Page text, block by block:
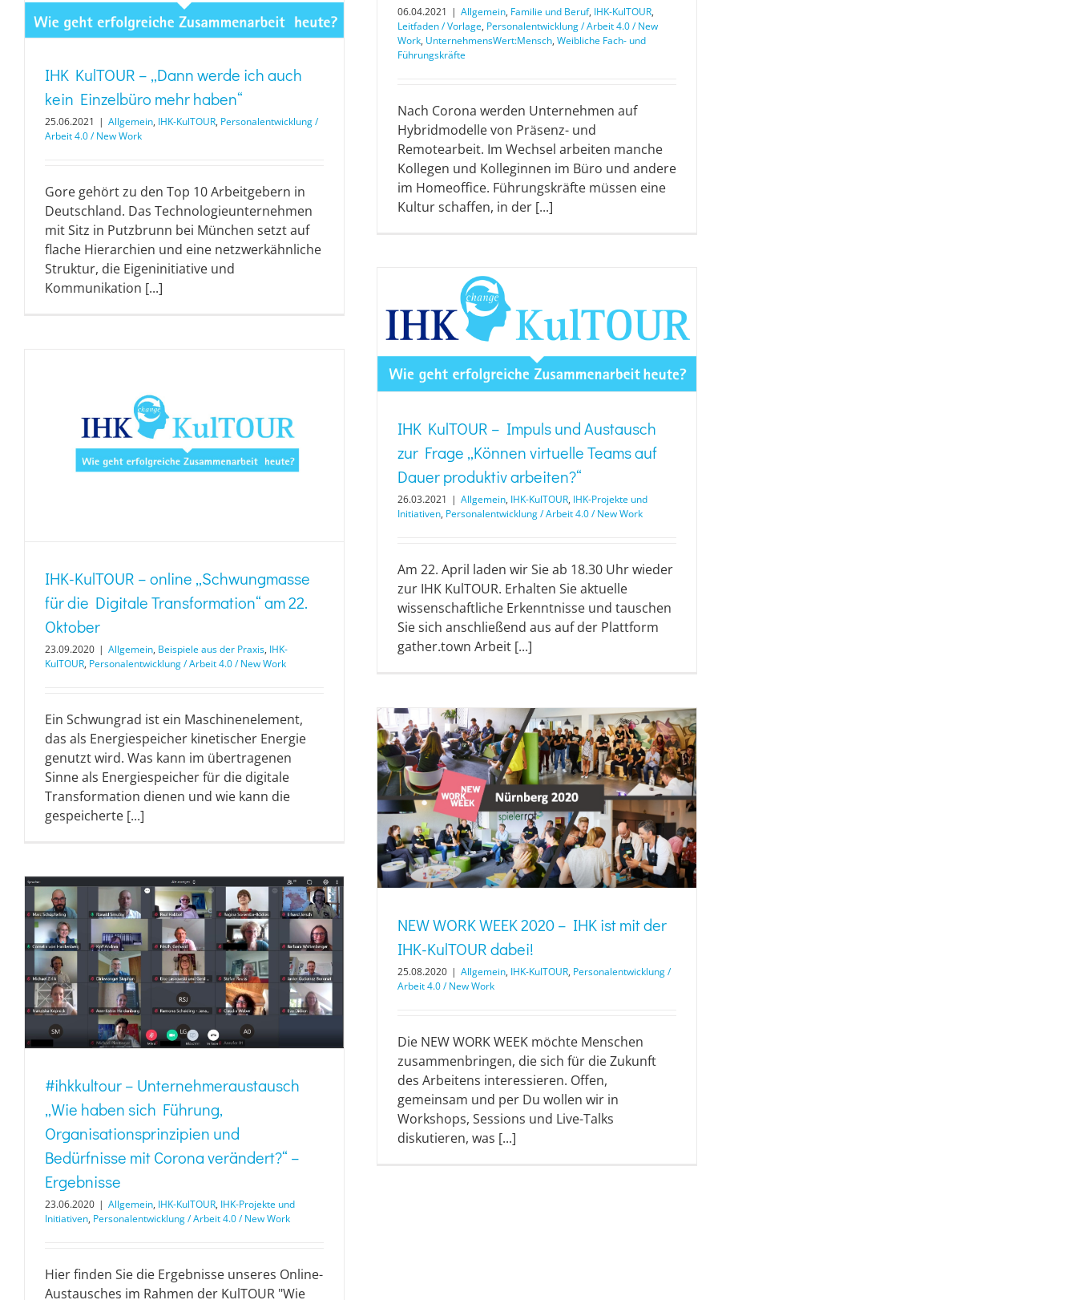
IHK KulTOUR – „Dann werde ich auch
kein Einzelbüro mehr haben“
25.06.2021 | Allgemein, IHK-KulTOUR, Personalentwicklung /
Arbeit 4.0 / New Work
Gore gehört zu den Top 10 Arbeitgebern in
Deutschland. Das Technologieunternehmen
mit Sitz in Putzbrunn bei München setzt auf
flache Hierarchien und eine netzwerkähnliche
Struktur, die Eigeninitiative und
Kommunikation [...]
06.04.2021 | Allgemein, Familie und Beruf, IHK-KulTOUR,
Leitfaden / Vorlage, Personalentwicklung / Arbeit 4.0 / New
Work, UnternehmensWert:Mensch, Weibliche Fach- und
Führungskräfte
Nach Corona werden Unternehmen auf
Hybridmodelle von Präsenz- und
Remotearbeit. Im Wechsel arbeiten manche
Kollegen und Kolleginnen im Büro und andere
im Homeoffice. Führungskräfte müssen eine
Kultur schaffen, in der [...]
IHK KulTOUR – Impuls und Austausch
zur Frage „Können virtuelle Teams auf
Dauer produktiv arbeiten?“
26.03.2021 | Allgemein, IHK-KulTOUR, IHK-Projekte und
Initiativen, Personalentwicklung / Arbeit 4.0 / New Work
Am 22. April laden wir Sie ab 18.30 Uhr wieder
zur IHK KulTOUR. Erhalten Sie aktuelle
wissenschaftliche Erkenntnisse und tauschen
Sie sich anschließend aus auf der Plattform
gather.town Arbeit [...]
IHK-KulTOUR – online „Schwungmasse
für die Digitale Transformation“ am 22.
Oktober
23.09.2020 | Allgemein, Beispiele aus der Praxis, IHK-
KulTOUR, Personalentwicklung / Arbeit 4.0 / New Work
Ein Schwungrad ist ein Maschinenelement,
das als Energiespeicher kinetischer Energie
genutzt wird. Was kann im übertragenen
Sinne als Energiespeicher für die digitale
Transformation dienen und wie kann die
gespeicherte [...]
NEW WORK WEEK 2020 – IHK ist mit der
IHK-KulTOUR dabei!
25.08.2020 | Allgemein, IHK-KulTOUR, Personalentwicklung /
Arbeit 4.0 / New Work
Die NEW WORK WEEK möchte Menschen
zusammenbringen, die sich für die Zukunft
des Arbeitens interessieren. Offen,
gemeinsam und per Du wollen wir in
Workshops, Sessions und Live-Talks
diskutieren, was [...]
#ihkkultour – Unternehmeraustausch
„Wie haben sich Führung,
Organisationsprinzipien und
Bedürfnisse mit Corona verändert?“ –
Ergebnisse
23.06.2020 | Allgemein, IHK-KulTOUR, IHK-Projekte und
Initiativen, Personalentwicklung / Arbeit 4.0 / New Work
Hier finden Sie die Ergebnisse unseres Online-
Austausches im Rahmen der KulTOUR "Wie